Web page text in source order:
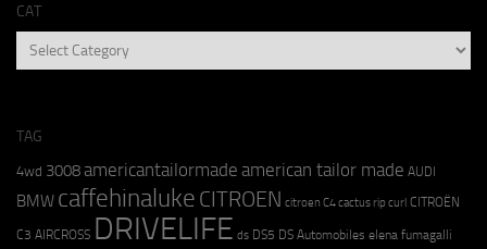
CAT
CAT
TAG
4wd 3008americantailormade american tailor made AUDI
BMW caffehinaluke CITROEN citroen C4 cactus rip curl CITROËN
C3 AIRCROSS DRIVELIFE ds DS5 DS Automobiles elena fumagalli